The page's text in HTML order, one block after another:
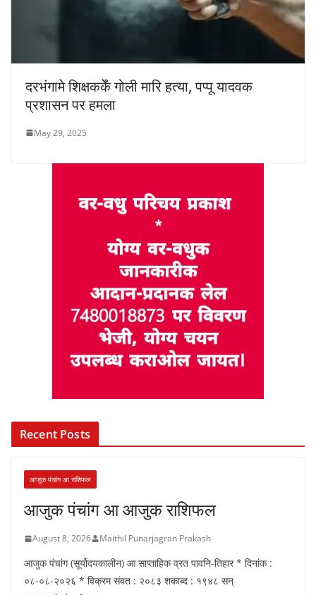
दरभंगामे शिक्षककेँ गोली मारि हत्या, पप्पू यादवक
प्रशासन पर हमला
May 29, 2025
Recent Posts
आजुक पंचांग आ राशिफल
आजुक पंचांग आ आजुक राशिफल
August 8, 2026 Maithil Punarjagran Prakash
आजुक पंचांग (सूर्योदयकालीन) आ साप्ताहिक व्रत पावनि-तिहार * दिनांक :
०८-०८-२०२६ * विक्रम संवत : २०८३ शकाब्द : १९४८ सन्